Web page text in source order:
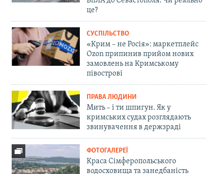
це?
СУСПІЛЬСТВО
«Крим – не Росія»: маркетплейс
Ozon припинив прийом нових
замовлень на Кримському
півострові
ПРАВА ЛЮДИНИ
Мить – і ти шпигун. Як у
кримських судах розглядають
звинувачення в держзраді
ФОТОГАЛЕРЕЇ
Краса Сімферопольського
водосховища та занедбаність